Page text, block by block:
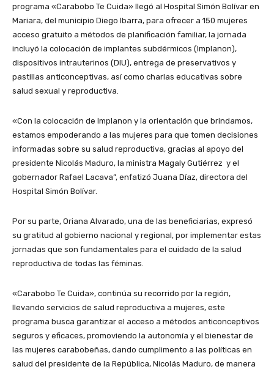
programa «Carabobo Te Cuida» llegó al Hospital Simón Bolívar en
Mariara, del municipio Diego Ibarra, para ofrecer a 150 mujeres
acceso gratuito a métodos de planificación familiar, la jornada
incluyó la colocación de implantes subdérmicos (Implanon),
dispositivos intrauterinos (DIU), entrega de preservativos y
pastillas anticonceptivas, así como charlas educativas sobre
salud sexual y reproductiva.
«Con la colocación de Implanon y la orientación que brindamos,
estamos empoderando a las mujeres para que tomen decisiones
informadas sobre su salud reproductiva, gracias al apoyo del
presidente Nicolás Maduro, la ministra Magaly Gutiérrez y el
gobernador Rafael Lacava”, enfatizó Juana Díaz, directora del
Hospital Simón Bolívar.
Por su parte, Oriana Alvarado, una de las beneficiarias, expresó
su gratitud al gobierno nacional y regional, por implementar estas
jornadas que son fundamentales para el cuidado de la salud
reproductiva de todas las féminas.
«Carabobo Te Cuida», continúa su recorrido por la región,
llevando servicios de salud reproductiva a mujeres, este
programa busca garantizar el acceso a métodos anticonceptivos
seguros y eficaces, promoviendo la autonomía y el bienestar de
las mujeres carabobeñas, dando cumplimento a las políticas en
salud del presidente de la República, Nicolás Maduro, de manera